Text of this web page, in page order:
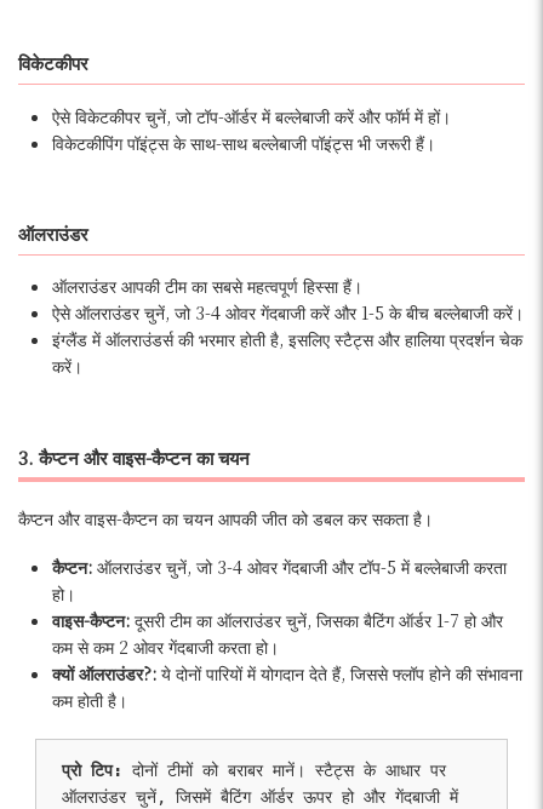
विकेटकीपर
ऐसे विकेटकीपर चुनें, जो टॉप-ऑर्डर में बल्लेबाजी करें और फॉर्म में हों।
विकेटकीपिंग पॉइंट्स के साथ-साथ बल्लेबाजी पॉइंट्स भी जरूरी हैं।
ऑलराउंडर
ऑलराउंडर आपकी टीम का सबसे महत्वपूर्ण हिस्सा हैं।
ऐसे ऑलराउंडर चुनें, जो 3-4 ओवर गेंदबाजी करें और 1-5 के बीच बल्लेबाजी करें।
इंग्लैंड में ऑलराउंडर्स की भरमार होती है, इसलिए स्टैट्स और हालिया प्रदर्शन चेक
करें।
3. कैप्टन और वाइस-कैप्टन का चयन
कैप्टन और वाइस-कैप्टन का चयन आपकी जीत को डबल कर सकता है।
कैप्टन: ऑलराउंडर चुनें, जो 3-4 ओवर गेंदबाजी और टॉप-5 में बल्लेबाजी करता
हो।
वाइस-कैप्टन: दूसरी टीम का ऑलराउंडर चुनें, जिसका बैटिंग ऑर्डर 1-7 हो और
कम से कम 2 ओवर गेंदबाजी करता हो।
क्यों ऑलराउंडर?: ये दोनों पारियों में योगदान देते हैं, जिससे फ्लॉप होने की संभावना
कम होती है।
प्रो टिप: दोनों टीमों को बराबर मानें। स्टैट्स के आधार पर
ऑलराउंडर चुनें, जिसमें बैटिंग ऑर्डर ऊपर हो और गेंदबाजी में